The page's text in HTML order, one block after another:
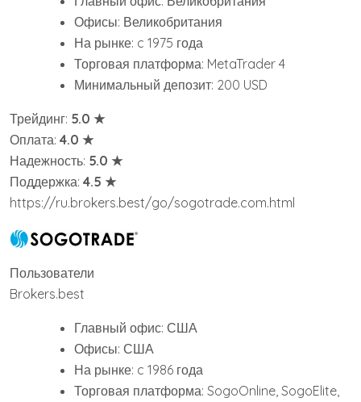
Офисы: Великобритания
На рынке: c 1975 года
Торговая платформа: MetaTrader 4
Минимальный депозит: 200 USD
Трейдинг: 5.0 ★
Оплата: 4.0 ★
Надежность: 5.0 ★
Поддержка: 4.5 ★
https://ru.brokers.best/go/sogotrade.com.html
Пользователи
Brokers.best
Главный офис: США
Офисы: США
На рынке: c 1986 года
Торговая платформа: SogoOnline, SogoElite,